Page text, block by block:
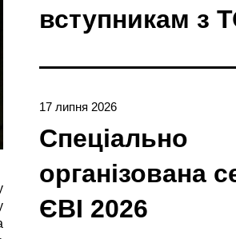
вступникам з
17 липня 2026
Спеціально
організована
ЄBI 2026